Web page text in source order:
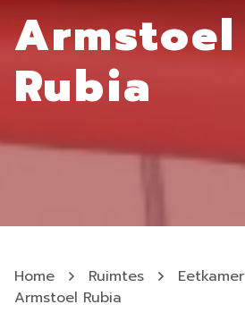
Armstoel
Rubia
Home Ruimtes Eetkamer
Armstoel Rubia